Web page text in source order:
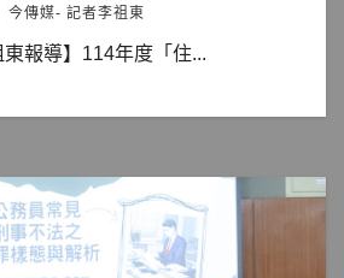
今傳媒- 記者李祖東
東報導】114年度「住...